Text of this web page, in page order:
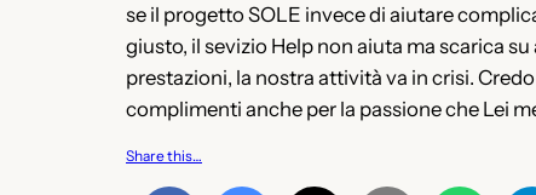
se il progetto SOLE invece di aiutare
giusto, il sevizio Help non aiuta ma scarica
prestazioni, la nostra attività va in crisi.
complimenti anche per la passione che Lei
Share this…